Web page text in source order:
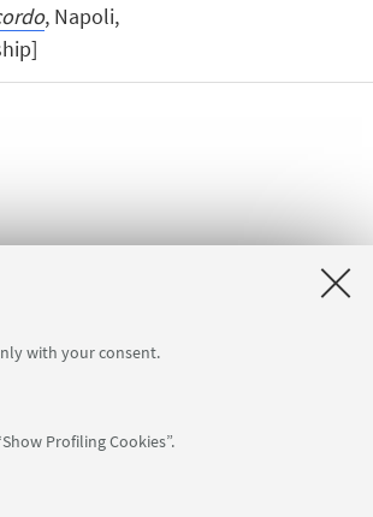
with your consent.
Profiling Cookies”.
, Napoli,